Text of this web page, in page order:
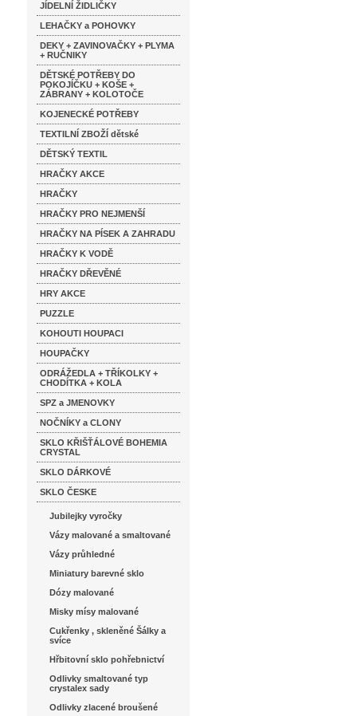
JÍDELNÍ ŽIDLIČKY
LEHAČKY a POHOVKY
DEKY + ZAVINOVAČKY + PLYMA
+ RUČNIKY
DĚTSKÉ POTŘEBY DO
POKOJÍČKU + KOŠE +
ZÁBRANY + KOLOTOČE
KOJENECKÉ POTŘEBY
TEXTILNÍ ZBOŽÍ dětské
DĚTSKÝ TEXTIL
HRAČKY AKCE
HRAČKY
HRAČKY PRO NEJMENŠÍ
HRAČKY NA PÍSEK A ZAHRADU
HRAČKY K VODĚ
HRAČKY DŘEVĚNÉ
HRY AKCE
PUZZLE
KOHOUTI HOUPACI
HOUPAČKY
ODRÁŽEDLA + TŘÍKOLKY +
CHODÍTKA + KOLA
SPZ a JMENOVKY
NOČNÍKY a CLONY
SKLO KŘIŠŤÁLOVÉ BOHEMIA
CRYSTAL
SKLO DÁRKOVÉ
SKLO ČESKE
Jubilejky vyročky
Vázy malované a smaltované
Vázy průhledné
Miniatury barevné sklo
Dózy malované
Misky mísy malované
Cukřenky , skleněné Šálky a
svíce
Hřbitovní sklo pohřebnictví
Odlivky smaltované typ
crystalex sady
Odlivky zlacené broušené